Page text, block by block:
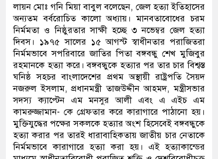
লায়ন মোঃ গনি মিয়া বাবুল বলেছেন, জেল হত্যা ইতিহাসের
অন্যতম বর্বরোচিত কালো অধ্যায়। মানবতাবোধের চরম
নির্মমতা ও নিষ্ঠুরতার সাক্ষী হচ্ছে ৩ নভেম্বর জেল হত্যা
দিবস। ১৯৭৫ সালের ১৫ আগস্ট স্বাধীনতার পরাজিতরা
নির্মমভাবে সপরিবারে জাতির পিতা বঙ্গবন্ধু শেখ মুজিবুর
রহমানকে হত্যা করে। বঙ্গবন্ধুকে হত্যার পর তার চার বিশ্বস্ত
ঘনিষ্ঠ সহচর বাংলাদেশের প্রথম অস্থায়ী রাষ্ট্রপতি সৈয়দ
নজরুল ইসলাম, প্রধানমন্ত্রী তাজউদ্দীন আহমদ, মন্ত্রীসভার
সদস্য ক্যাপ্টেন এম মনসুর আলী এবং এ এইচ এম
কামরুজ্জামান- কে গ্রেফতার করে কারাগারে পাঠানো হয়।
মুক্তিযুদ্ধের পক্ষের সকলকে হত্যার অংশ হিসেবেই বঙ্গবন্ধুকে
হত্যা করার পর তারই ধারাবাহিকতায় জাতীয় চার নেতাকে
নির্মমভাবে কারাগারে হত্যা করা হয়। এই হত্যাকান্ডের